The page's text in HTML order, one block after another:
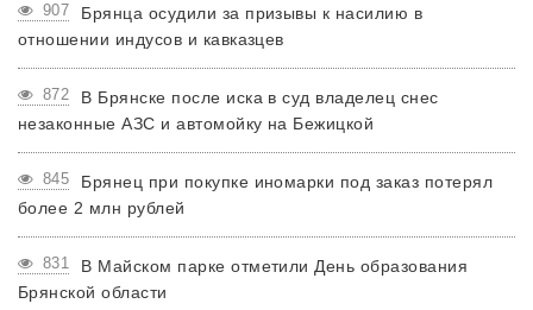
907
Брянца осудили за призывы к насилию в
отношении индусов и кавказцев
872
В Брянске после иска в суд владелец снес
незаконные АЗС и автомойку на Бежицкой
845
Брянец при покупке иномарки под заказ потерял
более 2 млн рублей
831
В Майском парке отметили День образования
Брянской области